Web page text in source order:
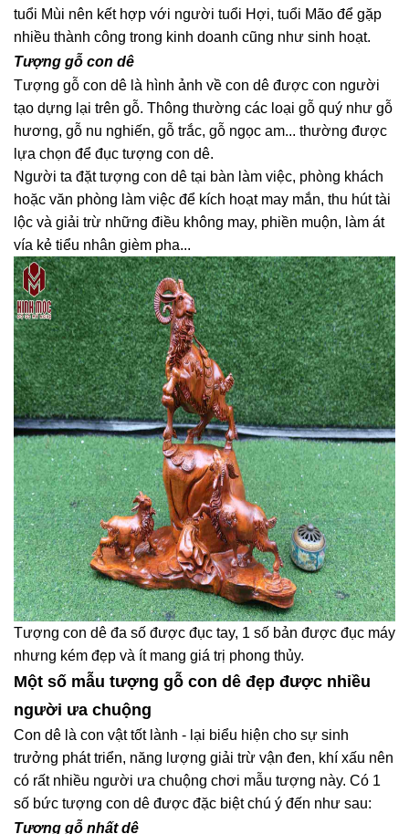
tuổi Mùi nên kết hợp với người tuổi Hợi, tuổi Mão để gặp
nhiều thành công trong kinh doanh cũng như sinh hoạt.
Tượng gỗ con dê
Tượng gỗ con dê là hình ảnh về con dê được con người
tạo dựng lại trên gỗ. Thông thường các loại gỗ quý như gỗ
hương, gỗ nu nghiến, gỗ trắc, gỗ ngọc am... thường được
lựa chọn để đục tượng con dê.
Người ta đặt tượng con dê tại bàn làm việc, phòng khách
hoặc văn phòng làm việc để kích hoạt may mắn, thu hút tài
lộc và giải trừ những điều không may, phiền muộn, làm át
vía kẻ tiểu nhân gièm pha...
Tượng con dê đa số được đục tay, 1 số bản được đục máy
nhưng kém đẹp và ít mang giá trị phong thủy.
Một số mẫu tượng gỗ con dê đẹp được nhiều
người ưa chuộng
Con dê là con vật tốt lành - lại biểu hiện cho sự sinh
trưởng phát triển, năng lượng giải trừ vận đen, khí xấu nên
có rất nhiều người ưa chuộng chơi mẫu tượng này. Có 1
số bức tượng con dê được đặc biệt chú ý đến như sau:
Tượng gỗ nhất dê